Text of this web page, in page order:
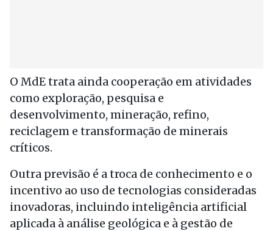
O MdE trata ainda cooperação em atividades
como exploração, pesquisa e
desenvolvimento, mineração, refino,
reciclagem e transformação de minerais
críticos.
Outra previsão é a troca de conhecimento e o
incentivo ao uso de tecnologias consideradas
inovadoras, incluindo inteligência artificial
aplicada à análise geológica e à gestão de